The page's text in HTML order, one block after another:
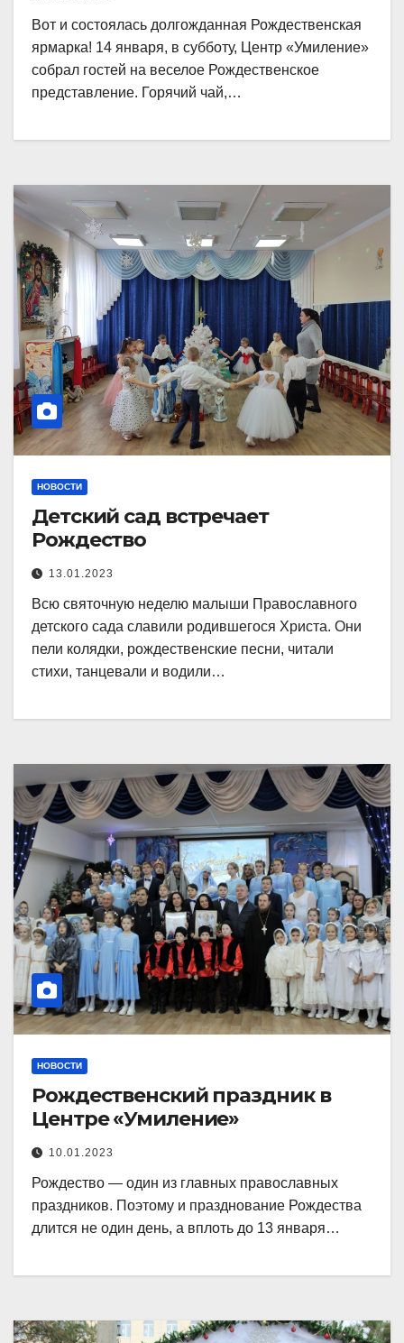
Вот и состоялась долгожданная Рождественская
ярмарка! 14 января, в субботу, Центр «Умиление»
собрал гостей на веселое Рождественское
представление. Горячий чай,…
НОВОСТИ
Детский сад встречает
Рождество
13.01.2023
Всю святочную неделю малыши Православного
детского сада славили родившегося Христа. Они
пели колядки, рождественские песни, читали
стихи, танцевали и водили…
НОВОСТИ
Рождественский праздник в
Центре «Умиление»
10.01.2023
Рождество — один из главных православных
праздников. Поэтому и празднование Рождества
длится не один день, а вплоть до 13 января…